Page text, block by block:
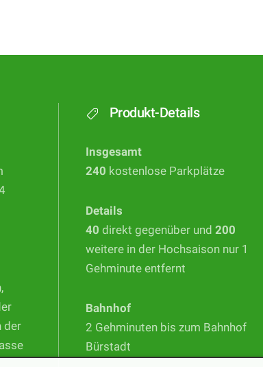
der
Produkt-Details
Insgesamt
240 kostenlose Parkplätze
Details
40 direkt gegenüber und 200
weitere in der Hochsaison nur 1
Gehminute entfernt
Bahnhof
2 Gehminuten bis zum Bahnhof
Bürstadt